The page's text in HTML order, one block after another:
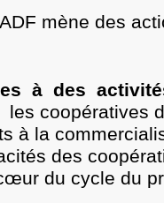
mène des
à des
coopératives
à la
des
du cycle du